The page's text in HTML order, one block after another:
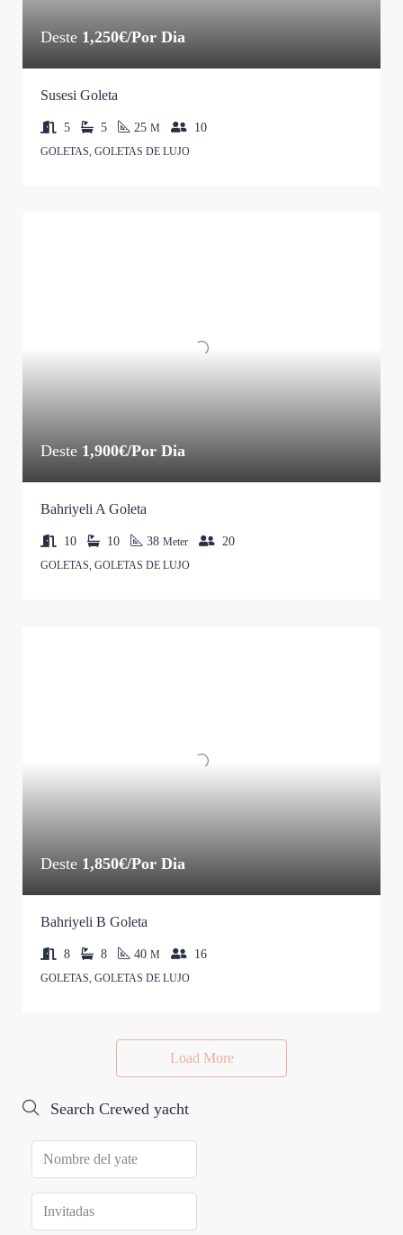
Deste 1,250€/Por Dia
Susesi Goleta
5 5 25 M 10
GOLETAS, GOLETAS DE LUJO
Deste 1,900€/Por Dia
Bahriyeli A Goleta
10 10 38 Meter 20
GOLETAS, GOLETAS DE LUJO
Deste 1,850€/Por Dia
Bahriyeli B Goleta
8 8 40 M 16
GOLETAS, GOLETAS DE LUJO
Load More
Search Crewed yacht